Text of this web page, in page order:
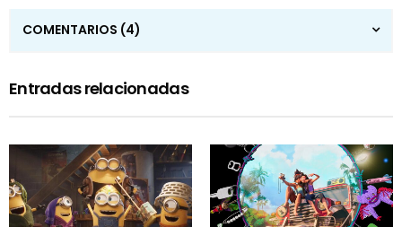
COMENTARIOS (4)
Entradas relacionadas